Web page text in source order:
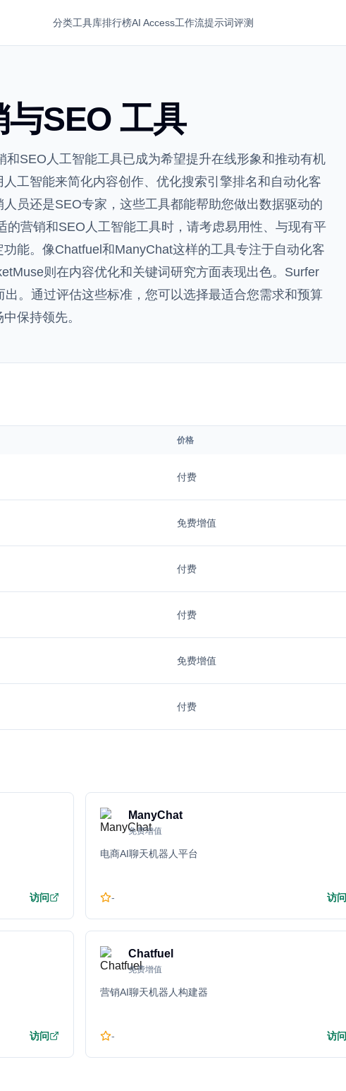
分类工具库排行榜AI Access工作流提示词评测
SEO 工具
SEO人工智能工具已成为希望提升在线形象和推动有机
工智能来简化内容创作、优化搜索引擎排名和自动化客
员还是SEO专家，这些工具都能帮助您做出数据驱动的
的营销和SEO人工智能工具时，请考虑易用性、与现有平
能。像Chatfuel和ManyChat这样的工具专注于自动化客
则在内容优化和关键词研究方面表现出色。Surfer
。通过评估这些标准，您可以选择最适合您需求和预算
保持领先。
价格
付费
免费增值
付费
付费
免费增值
付费
访问
ManyChat
免费增值
电商AI聊天机器人平台
- 访问
访问
Chatfuel
免费增值
营销AI聊天机器人构建器
- 访问